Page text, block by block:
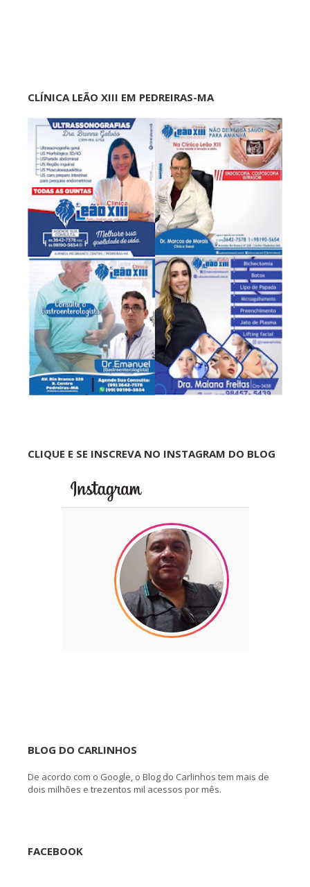
CLÍNICA LEÃO XIII EM PEDREIRAS-MA
CLIQUE E SE INSCREVA NO INSTAGRAM DO BLOG
BLOG DO CARLINHOS
De acordo com o Google, o Blog do Carlinhos tem mais de
dois milhões e trezentos mil acessos por mês.
FACEBOOK